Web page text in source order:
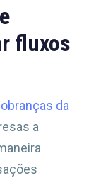
fluxos
da
a